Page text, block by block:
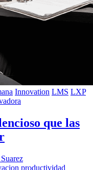
Innovation LMS LXP
que las
productividad